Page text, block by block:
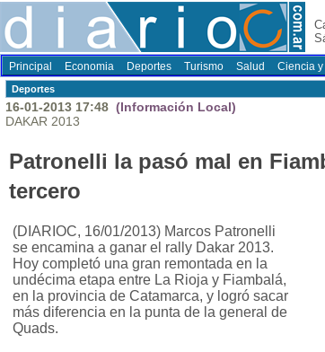
Principal Economia Deportes Turismo Salud Ciencia y
Deportes
16-01-2013 17:48 (Información Local)
DAKAR 2013
Patronelli la pasó mal en
tercero
(DIARIOC, 16/01/2013) Marcos Patronelli
se encamina a ganar el rally Dakar 2013.
Hoy completó una gran remontada en la
undécima etapa entre La Rioja y Fiambalá,
en la provincia de Catamarca, y logró sacar
más diferencia en la punta de la general de
Quads.